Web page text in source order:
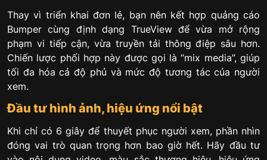
Thay vì triển khai đơn lẻ, bạn nên kết hợp quảng cáo
Bumper cùng định dạng TrueView để vừa mở rộng
phạm vi tiếp cận, vừa truyền tải thông điệp sâu hơn.
Chiến lược phối hợp này được gọi là “mix media”, giúp
tối đa hóa cả độ phủ và mức độ tương tác của người
xem.
Đầu tư hình ảnh, hiệu ứng nổi bật
Khi chỉ có 6 giây để thuyết phục người xem, phần nhìn
đóng vai trò quan trọng hơn bao giờ hết. Hãy đầu tư